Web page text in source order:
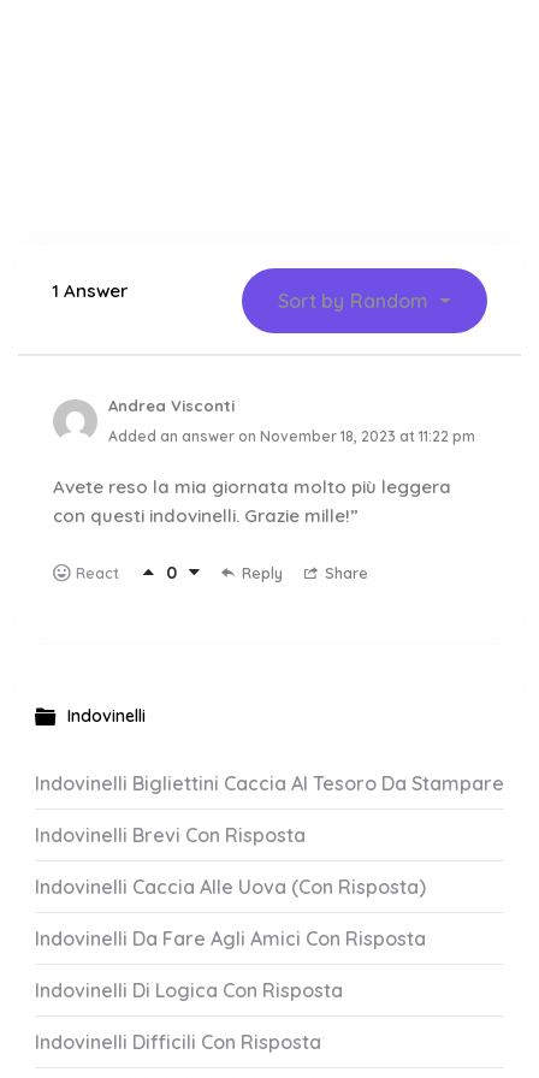
1 Answer Sort by Random
Andrea Visconti
Added an answer on November 18, 2023 at 11:22 pm
Avete reso la mia giornata molto più leggera
con questi indovinelli. Grazie mille!”
React 0 Reply Share
Indovinelli
Indovinelli Bigliettini Caccia Al Tesoro Da Stampare
Indovinelli Brevi Con Risposta
Indovinelli Caccia Alle Uova (Con Risposta)
Indovinelli Da Fare Agli Amici Con Risposta
Indovinelli Di Logica Con Risposta
Indovinelli Difficili Con Risposta